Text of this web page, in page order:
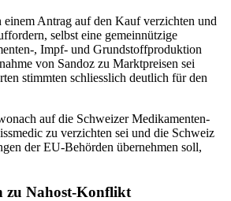
Antrag auf den Kauf verzichten und
selbst eine gemeinnützige
, Impf- und Grundstoffproduktion
von Sandoz zu Marktpreisen sei
stimmten schliesslich deutlich für den
auf die Schweizer Medikamenten-
zu verzichten sei und die Schweiz
der EU-Behörden übernehmen soll,
zu Nahost-Konflikt